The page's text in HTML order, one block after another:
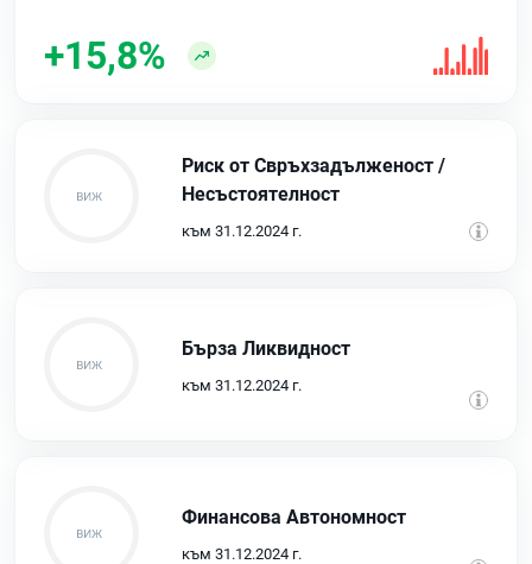
+15,8%
Риск от Свръхзадълженост /
Несъстоятелност
към 31.12.2024 г.
Бърза Ликвидност
към 31.12.2024 г.
Финансова Автономност
към 31.12.2024 г.